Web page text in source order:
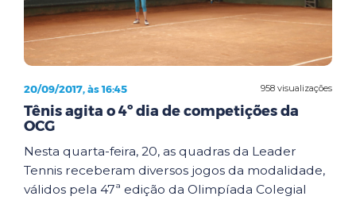
958 visualizações
20/09/2017, às 16:45
Tênis agita o 4º dia de competições da
OCG
Nesta quarta-feira, 20, as quadras da Leader
Tennis receberam diversos jogos da modalidade,
válidos pela 47ª edição da Olimpíada Colegial